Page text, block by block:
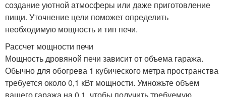
создание уютной атмосферы или даже приготовление
пищи. Уточнение цели поможет определить
необходимую мощность и тип печи.
Рассчет мощности печи
Мощность дровяной печи зависит от объема гаража.
Обычно для обогрева 1 кубического метра пространства
требуется около 0,1 кВт мощности. Умножьте объем